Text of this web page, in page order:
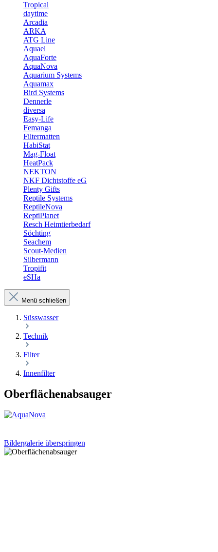
Tropical
daytime
Arcadia
ARKA
ATG Line
Aquael
AquaForte
AquaNova
Aquarium Systems
Aquamax
Bird Systems
Dennerle
diversa
Easy-Life
Femanga
Filtermatten
HabiStat
Mag-Float
HeatPack
NEKTON
NKF Dichtstoffe eG
Plenty Gifts
Reptile Systems
ReptileNova
ReptiPlanet
Resch Heimtierbedarf
Söchting
Seachem
Scout-Medien
Silbermann
Tropifit
eSHa
Menü schließen
Süsswasser
Technik
Filter
Innenfilter
Oberflächenabsauger
Bildergalerie überspringen